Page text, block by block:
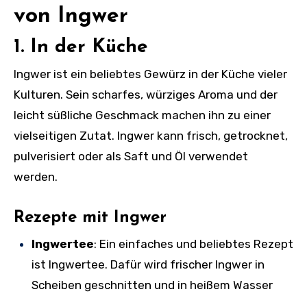
von Ingwer
1. In der Küche
Ingwer ist ein beliebtes Gewürz in der Küche vieler
Kulturen. Sein scharfes, würziges Aroma und der
leicht süßliche Geschmack machen ihn zu einer
vielseitigen Zutat. Ingwer kann frisch, getrocknet,
pulverisiert oder als Saft und Öl verwendet
werden.
Rezepte mit Ingwer
Ingwertee: Ein einfaches und beliebtes Rezept
ist Ingwertee. Dafür wird frischer Ingwer in
Scheiben geschnitten und in heißem Wasser